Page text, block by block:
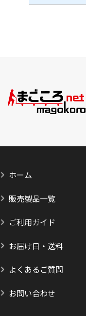
ホーム
販売製品一覧
ご利用ガイド
お届け日・送料
よくあるご質問
お問い合わせ